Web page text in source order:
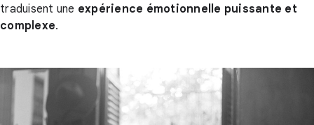
traduisent une expérience émotionnelle puissante et
complexe.